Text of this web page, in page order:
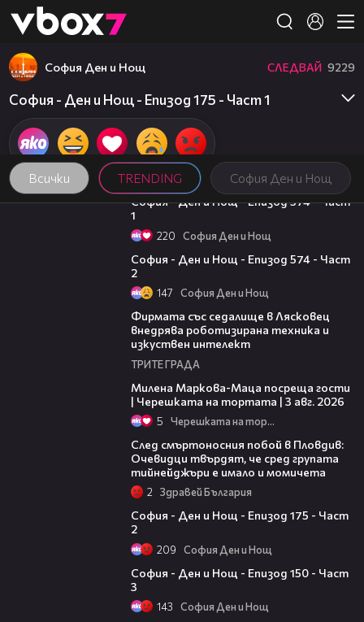
👾
Всички TRENDING София Ден и Нощ
София Ден и Нощ СЛЕДВАЙ 9229
София - Ден и Нощ - Епизод 175 - Част 1
07:40
София - Ден и Нощ - Епизод 574 - Част
1
220 София Ден и Нощ
София - Ден и Нощ - Епизод 574 - Част
2
147 София Ден и Нощ
Фирмата със седалище в Лясковец
внедрява роботизирана техника и
изкуствен интелект
ТРИТЕ ГРАДА
Милена Маркова-Маца посреща гости
| Черешката на тортата | 3 авг. 2026
5 Черешката на тортата
След смъртоносния побой в Пловдив:
Очевидци твърдят, че сред групата
тийнейджъри е имало и момичета
2 Здравей България
София - Ден и Нощ - Епизод 175 - Част
2
209 София Ден и Нощ
София - Ден и Нощ - Епизод 150 - Част
3
143 София Ден и Нощ